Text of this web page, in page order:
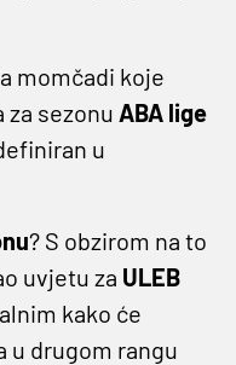
momčadi koje
sezonu ABA lige
u
? S obzirom na to
uvjetu za ULEB
kako će
u drugom rangu